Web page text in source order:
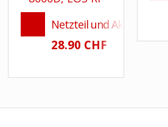
Netzteil und Akku
28.90 CHF